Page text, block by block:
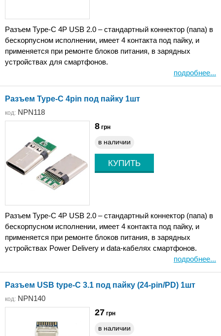
Разъем Type-C 4P USB 2.0 – стандартный коннектор (папа) в
бескорпусном исполнении, имеет 4 контакта под пайку, и
применяется при ремонте блоков питания, в зарядных
устройствах для смартфонов.
подробнее...
Разъем Type-C 4pin под пайку 1шт
код: NPN118
8 грн
в наличии
Разъем Type-C 4P USB 2.0 – стандартный коннектор (папа) в
бескорпусном исполнении, имеет 4 контакта под пайку, и
применяется при ремонте блоков питания, в зарядных
устройствах Power Delivery и data-кабелях смартфонов.
подробнее...
Разъем USB type-C 3.1 под пайку (24-pin/PD) 1шт
код: NPN140
27 грн
в наличии